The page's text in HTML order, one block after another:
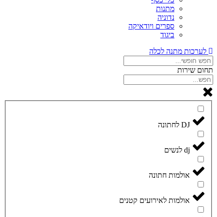
מתנות
נדוניה
ספרים ויודאיקה
ביגוד
לערכות מתנה לכלה
תחום שירות
DJ לחתונה
dj לנשים
אולמות חתונה
אולמות לאירועים קטנים